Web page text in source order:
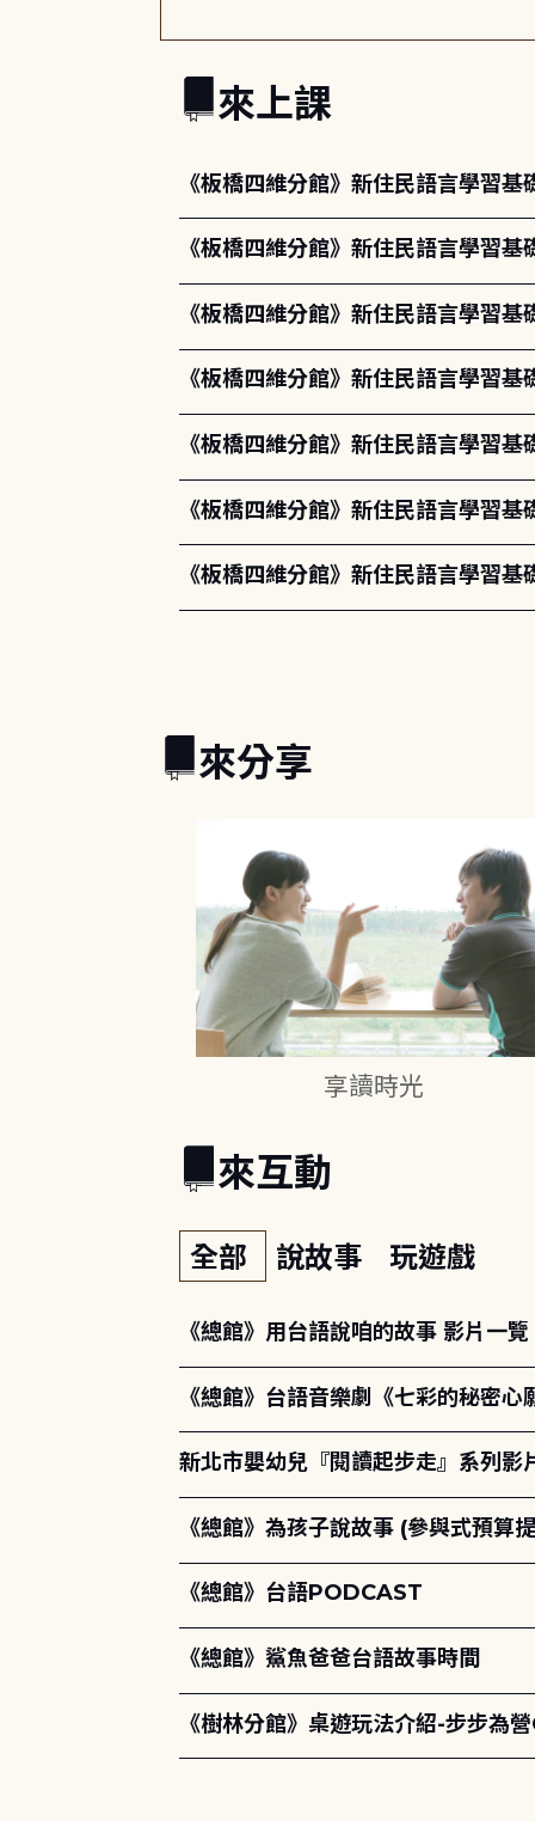
來上課
《板橋四維分館》新住民語言學習
《板橋四維分館》新住民語言學習
《板橋四維分館》新住民語言學習
《板橋四維分館》新住民語言學習
《板橋四維分館》新住民語言學習
《板橋四維分館》新住民語言學習
《板橋四維分館》新住民語言學
來分享
享讀時光
來互動
全部 說故事 玩遊戲
《總館》用台語說咱的故事 影片一覽
《總館》台語音樂劇《七彩的秘密心
新北市嬰幼兒『閱讀起步走』系列影
《總館》為孩子說故事 (參與式預算
《總館》台語PODCAST
《總館》鯊魚爸爸台語故事時間
《樹林分館》桌遊玩法介紹-步步為